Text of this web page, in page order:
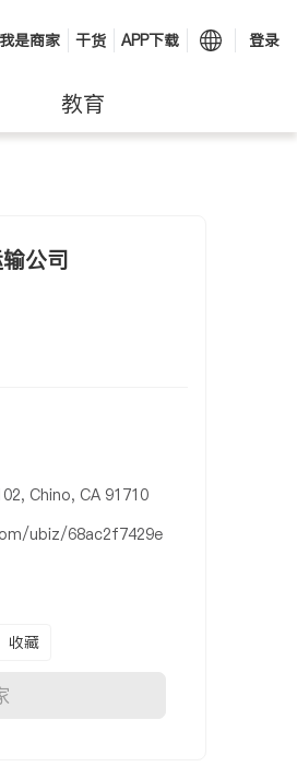
我是商家 干货 APP下载 登录
教育
公司
Chino, CA 91710
ubiz/68ac2f7429e
收藏